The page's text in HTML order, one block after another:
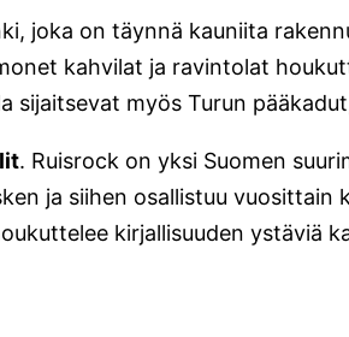
joka on täynnä kauniita
kahvilat ja ravintolat
sijaitsevat myös Turun
. Ruisrock on yksi Suomen
ja siihen osallistuu vuosittain
kirjallisuuden ystäviä